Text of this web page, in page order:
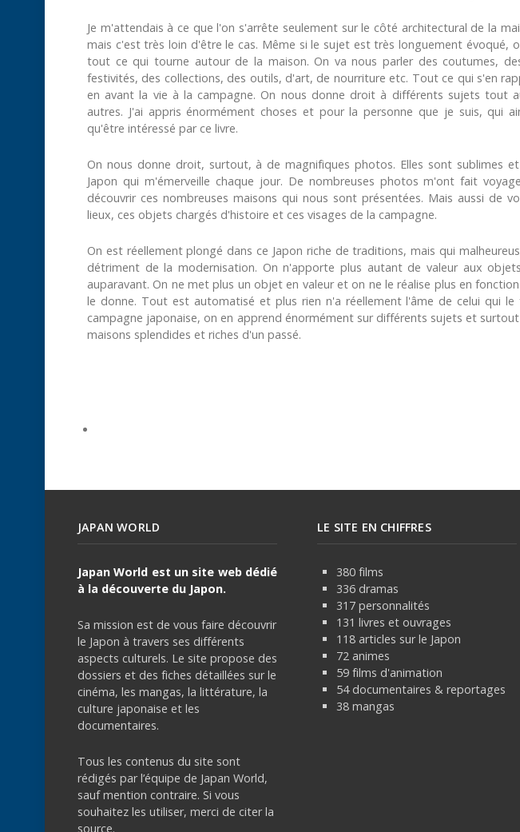
Je m'attendais à ce que l'on s'arrête seulement sur le côté architectural de la
mais c'est très loin d'être le cas. Même si le sujet est très longuement évoqué,
tout ce qui tourne autour de la maison. On va nous parler des coutumes,
festivités, des collections, des outils, d'art, de nourriture etc. Tout ce qui s'en
en avant la vie à la campagne. On nous donne droit à différents sujets tout
autres. J'ai appris énormément choses et pour la personne que je suis, qui
qu'être intéressé par ce livre.
On nous donne droit, surtout, à de magnifiques photos. Elles sont sublimes
Japon qui m'émerveille chaque jour. De nombreuses photos m'ont fait
découvrir ces nombreuses maisons qui nous sont présentées. Mais aussi de
lieux, ces objets chargés d'histoire et ces visages de la campagne.
On est réellement plongé dans ce Japon riche de traditions, mais qui
détriment de la modernisation. On n'apporte plus autant de valeur aux
auparavant. On ne met plus un objet en valeur et on ne le réalise plus en
le donne. Tout est automatisé et plus rien n'a réellement l'âme de celui qui le
campagne japonaise, on en apprend énormément sur différents sujets et
maisons splendides et riches d'un passé.
JAPAN WORLD
Japan World est un site web dédié
à la découverte du Japon.
Sa mission est de vous faire découvrir
le Japon à travers ses différents
aspects culturels. Le site propose des
dossiers et des fiches détaillées sur le
cinéma, les mangas, la littérature, la
culture japonaise et les
documentaires.
Tous les contenus du site sont
rédigés par l’équipe de Japan World,
sauf mention contraire. Si vous
souhaitez les utiliser, merci de citer la
source.
LE SITE EN CHIFFRES
380 films
336 dramas
317 personnalités
131 livres et ouvrages
118 articles sur le Japon
72 animes
59 films d'animation
54 documentaires & reportages
38 mangas